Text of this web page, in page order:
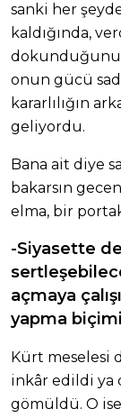
sanki her
kaldığında,
onun gücü
kararlılığın
geliyordu.
Bana ait diye
bakarsın
elma, bir
-Siyasette
açmaya
yapma
Kürt meselesi
inkâr edildi ya
gömüldü. O